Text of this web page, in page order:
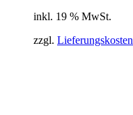
inkl. 19 % MwSt.
zzgl. Lieferungskosten